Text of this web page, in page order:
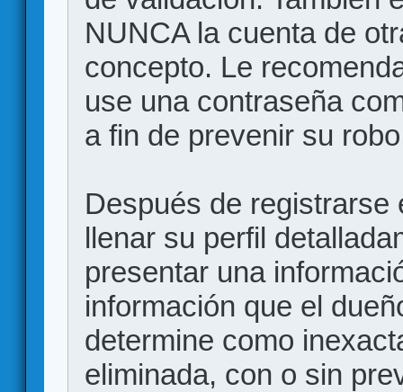
NUNCA la cuenta de
concepto. Le
use una contraseña
a fin de prevenir su
Después de registrarse
llenar su perfil
presentar una
información que el
determine como
eliminada, con o sin